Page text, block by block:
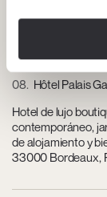
20 cours
08 Hôtel Palais
Hotel de lujo
contemporáneo,
de alojamiento y
33000 Bordeaux,